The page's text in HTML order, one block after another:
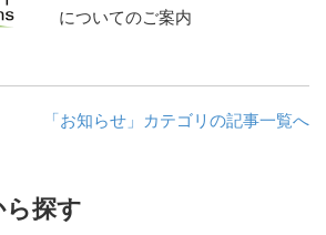
についてのご案内
「お知らせ」カテゴリの記事一覧へ
探す